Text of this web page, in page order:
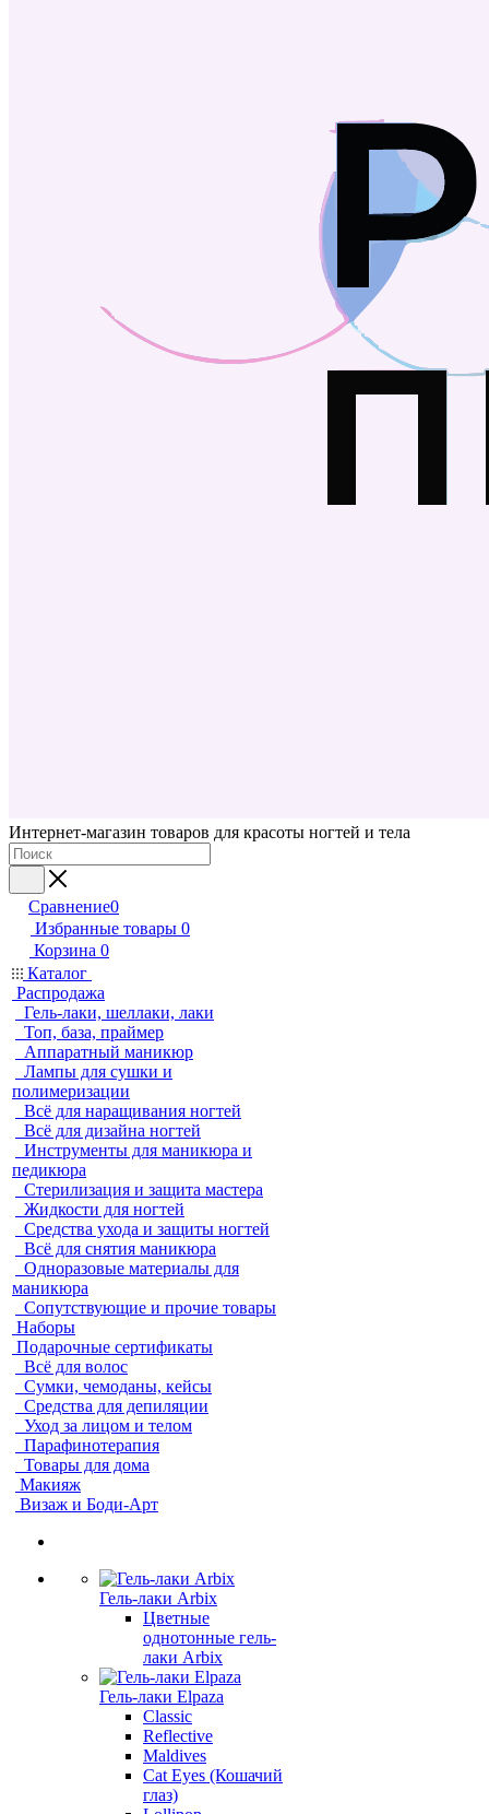
Интернет-магазин товаров для красоты ногтей и тела
Сравнение0
Избранные товары 0
Корзина 0
Каталог
Распродажа
Гель-лаки, шеллаки, лаки
Топ, база, праймер
Аппаратный маникюр
Лампы для сушки и
полимеризации
Всё для наращивания ногтей
Всё для дизайна ногтей
Инструменты для маникюра и
педикюра
Стерилизация и защита мастера
Жидкости для ногтей
Средства ухода и защиты ногтей
Всё для снятия маникюра
Одноразовые материалы для
маникюра
Сопутствующие и прочие товары
Наборы
Подарочные сертификаты
Всё для волос
Сумки, чемоданы, кейсы
Средства для депиляции
Уход за лицом и телом
Парафинотерапия
Товары для дома
Макияж
Визаж и Боди-Арт
Гель-лаки Arbix
Цветные
однотонные гель-
лаки Arbix
Гель-лаки Elpaza
Classic
Reflective
Maldives
Cat Eyes (Кошачий
глаз)